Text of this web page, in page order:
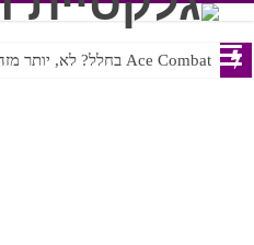
Ace Combat בחלל? לא, יותר מזה. ביקורת המשחק Chorus